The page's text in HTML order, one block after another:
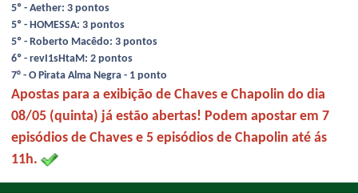
5º - Aether: 3 pontos
5º - HOMESSA: 3 pontos
5º - Roberto Macêdo: 3 pontos
6º - revI1sHtaM: 2 pontos
7° - O Pirata Alma Negra - 1 ponto
Apostas para a exibição de Chaves e Chapolin do dia
08/05 (quinta) já estão abertas! Podem apostar em 7
episódios de Chaves e 5 episódios de Chapolin até ás
11h.